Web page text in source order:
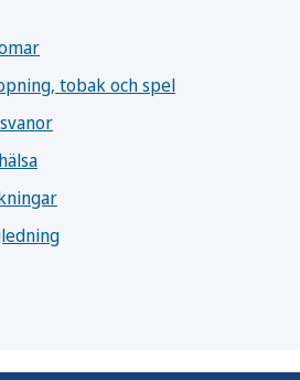
tobak och spel